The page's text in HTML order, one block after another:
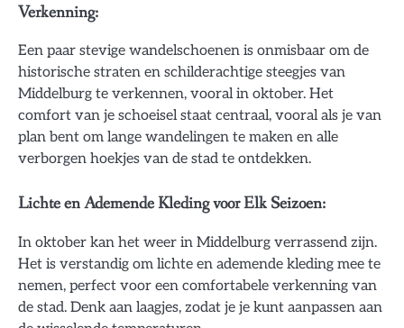
Verkenning:
Een paar stevige wandelschoenen is onmisbaar om de
historische straten en schilderachtige steegjes van
Middelburg te verkennen, vooral in oktober. Het
comfort van je schoeisel staat centraal, vooral als je van
plan bent om lange wandelingen te maken en alle
verborgen hoekjes van de stad te ontdekken.
Lichte en Ademende Kleding voor Elk Seizoen:
In oktober kan het weer in Middelburg verrassend zijn.
Het is verstandig om lichte en ademende kleding mee te
nemen, perfect voor een comfortabele verkenning van
de stad. Denk aan laagjes, zodat je je kunt aanpassen aan